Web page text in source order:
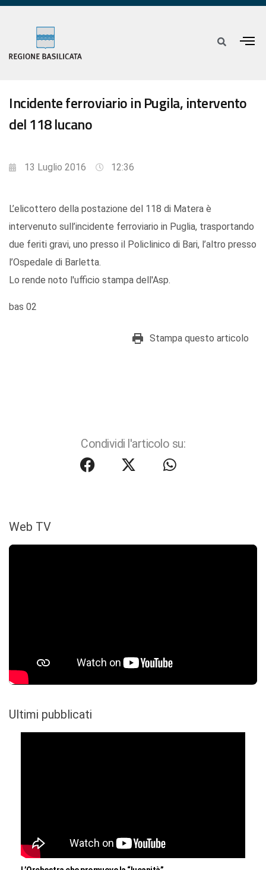
Incidente ferroviario in Pugila, intervento
del 118 lucano
13 Luglio 2016 12:36
L’elicottero della postazione del 118 di Matera è
intervenuto sull’incidente ferroviario in Puglia, trasportando
due feriti gravi, uno presso il Policlinico di Bari, l’altro presso
l’Ospedale di Barletta.
Lo rende noto l'ufficio stampa dell'Asp.
bas 02
Stampa questo articolo
Condividi l'articolo su:
Web TV
Ultimi pubblicati